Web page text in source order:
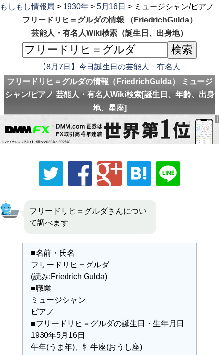
もしもし情報局 > 1930年 > 5月16日 > ミュージシャン/ピアノ
フリードリヒ＝グルダの情報 （FriedrichGulda）
芸能人・有名人Wiki検索（誕生日、出身地）
【8月7日】今日誕生日の芸能人・有名人
フリードリヒ＝グルダの情報（FriedrichGulda） ミュージ
シャン/ピアノ 芸能人・有名人Wiki検索[誕生日、年齢、出身
地、星座]
フリードリヒ＝グルダさんについ
て調べます
■名前・氏名
フリードリヒ＝グルダ
(読み:Friedrich Gulda)
■職業
ミュージシャン
ピアノ
■フリードリヒ＝グルダの誕生日・生年月日
1930年5月16日
午年(うま年)、牡牛座(おうし座)